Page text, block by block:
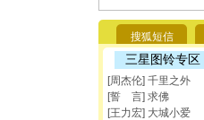
搜狐短信
三星图铃专区
[周杰伦] 千里之外
[誓 言] 求佛
[王力宏] 大城小爱